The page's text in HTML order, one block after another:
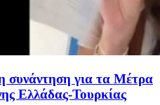
συνάντηση για τα Μέτρα
Ελλάδας-Τουρκίας